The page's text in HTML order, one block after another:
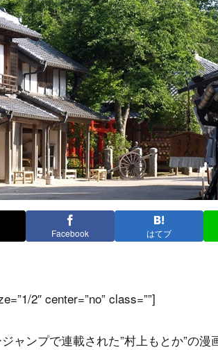
Facebook はてブ
2″ center=”no” class=””]
ャンプで連載された”村上もとか”の